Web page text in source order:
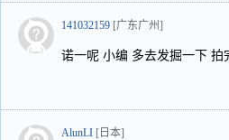
141032159 [广东广州]
诺一呢 小编 多去发掘一下
AlunLI [日本]